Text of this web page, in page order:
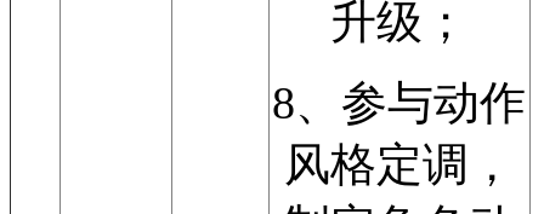
升级；
8、参与动作
风格定调，